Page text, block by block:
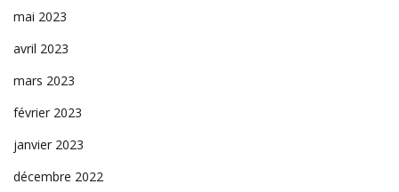
mai 2023
avril 2023
mars 2023
février 2023
janvier 2023
décembre 2022